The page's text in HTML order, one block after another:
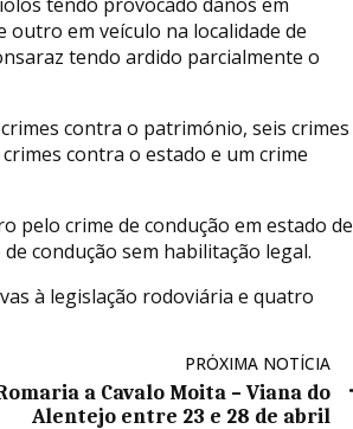
outro em veículo na localidade de
tendo ardido parcialmente o
contra o património, seis crimes
contra o estado e um crime
pelo crime de condução em estado de
condução sem habilitação legal.
à legislação rodoviária e quatro
PRÓXIMA NOTÍCIA
a Cavalo Moita – Viana do
Alentejo entre 23 e 28 de abril